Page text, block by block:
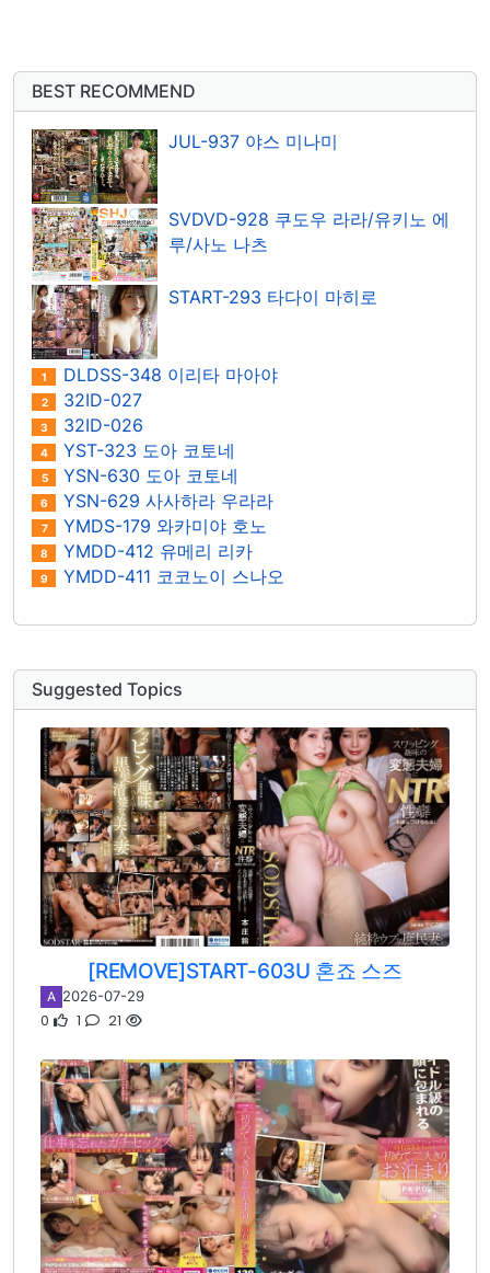
BEST RECOMMEND
JUL-937 야스 미나미
SVDVD-928 쿠도우 라라/유키노 에
루/사노 나츠
START-293 타다이 마히로
1 DLDSS-348 이리타 마아야
2 32ID-027
3 32ID-026
4 YST-323 도아 코토네
5 YSN-630 도아 코토네
6 YSN-629 사사하라 우라라
7 YMDS-179 와카미야 호노
8 YMDD-412 유메리 리카
9 YMDD-411 코코노이 스나오
Suggested Topics
[REMOVE]START-603U 혼죠 스즈
A 2026-07-29
0 1 21